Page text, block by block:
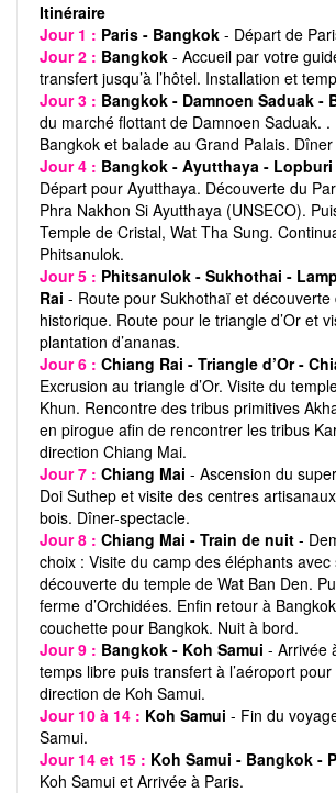
Itinéraire
Jour 1 : Paris - Bangkok - Départ de
Jour 2 : Bangkok - Accueil par votre
transfert jusqu’à l’hôtel. Installation et
Jour 3 : Bangkok - Damnoen Saduak -
du marché flottant de Damnoen Saduak. .
Bangkok et balade au Grand Palais.
Jour 4 : Bangkok - Ayutthaya -
Départ pour Ayutthaya. Découverte du
Phra Nakhon Si Ayutthaya (UNSECO).
Temple de Cristal, Wat Tha Sung.
Phitsanulok.
Jour 5 : Phitsanulok - Sukhothai -
Rai - Route pour Sukhothaï et découverte
historique. Route pour le triangle d’Or et
plantation d’ananas.
Jour 6 : Chiang Rai - Triangle d’Or -
Excrusion au triangle d’Or. Visite du
Khun. Rencontre des tribus primitives
en pirogue afin de rencontrer les tribus
direction Chiang Mai.
Jour 7 : Chiang Mai - Ascension du
Doi Suthep et visite des centres
bois. Dîner-spectacle.
Jour 8 : Chiang Mai - Train de nuit -
choix : Visite du camp des éléphants avec
découverte du temple de Wat Ban Den.
ferme d’Orchidées. Enfin retour à
couchette pour Bangkok. Nuit à bord.
Jour 9 : Bangkok - Koh Samui - Arrivée
temps libre puis transfert à l’aéroport
direction de Koh Samui.
Jour 10 à 14 : Koh Samui - Fin du
Samui.
Jour 14 et 15 : Koh Samui - Bangkok -
Koh Samui et Arrivée à Paris.